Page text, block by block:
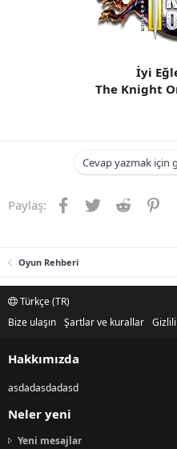
İyi
The Knight
Cevap yazmak için
Paylaş: Facebook
TwitterReddit
Oyun Rehberi
Türkçe (TR)
Bize ulaşın Şartlar ve kurallar
Hakkımızda
asdadasdadasd
Neler yeni
Yeni mesajlar